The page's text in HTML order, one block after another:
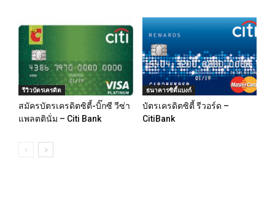
รีวิวบัตรเครดิต
สมัครบัตรเครดิตซิตี้-บิ๊กซี วีซ่า
แพลตตินั่ม – Citi Bank
ธนาคารซิตี้แบงก์
บัตรเครดิตซิตี้ รีวอร์ด –
CitiBank